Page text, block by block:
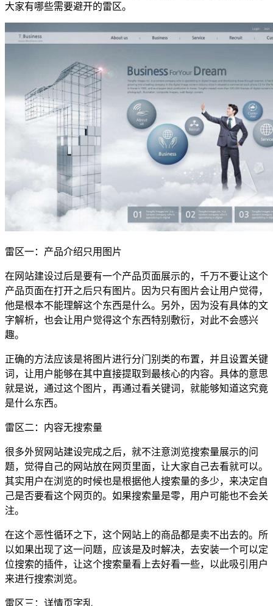
大家有哪些需要避开的雷区。
雷区一：产品介绍只用图片
在网站建设过后是要有一个产品页面展示的，千万不要让这个
产品页面在打开之后只有图片。因为只有图片会让用户觉得，
他是根本不能理解这个东西是什么。另外，因为没有具体的文
字解析，也会让用户觉得这个东西特别敷衍，对此不会感兴
趣。
正确的方法应该是将图片进行分门别类的布置，并且设置关键
词，让用户能够在其中直接提取到最核心的内容。具体的意思
就是说，通过这个图片，再通过看关键词，就能够知道这究竟
是什么东西。
雷区二：内容无搜索量
很多外贸网站建设完成之后，就不注意浏览搜索量展示的问
题，觉得自己的网站放在网页里面，让大家自己去看就可以。
其实用户在浏览的时候也是根据他人搜索量的多少，来决定自
己是否要看这个网页的。如果搜索量是零，用户可能也不会关
注。
在这个恶性循环之下，这个网站上的商品都是卖不出去的。所
以如果出现了这一问题，应该是及时解决，去安装一个可以定
位搜索的插件，让这个搜索量看上去好看一些，以此吸引用户
来进行搜索浏览。
雷区三：详情页字乱